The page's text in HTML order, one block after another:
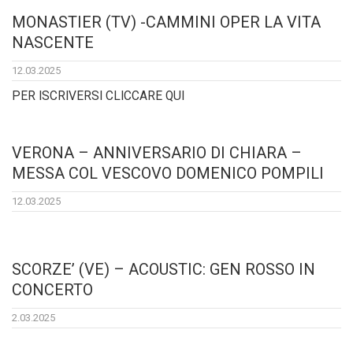
MONASTIER (TV) -CAMMINI OPER LA VITA
NASCENTE
12.03.2025
PER ISCRIVERSI CLICCARE QUI
VERONA – ANNIVERSARIO DI CHIARA –
MESSA COL VESCOVO DOMENICO POMPILI
12.03.2025
SCORZE’ (VE) – ACOUSTIC: GEN ROSSO IN
CONCERTO
2.03.2025